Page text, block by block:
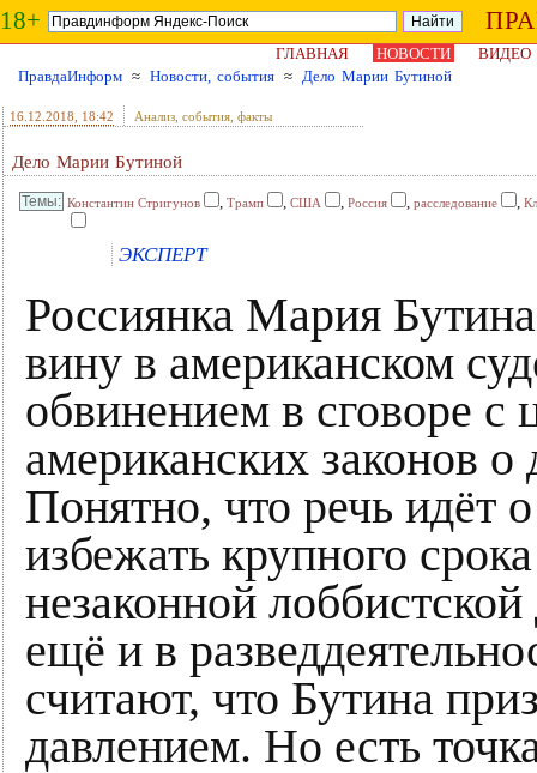
18+
ГЛАВНАЯ НОВОСТИ
ВИДЕО
ПравдаИнформ ≈ Новости, события ≈ Дело Марии Бутиной
16.12.2018 , 18:42 Анализ, события, факты
Дело Марии Бутиной
Константин Стригунов , Трамп , США , Россия , расследование ,
ЭКСПЕРТ
Россиянка Мария
вину в американском
обвинением в сговоре
американских законов о
Понятно, что речь идёт
избежать крупного
незаконной
ещё и в
считают, что Бутина
давлением. Но есть